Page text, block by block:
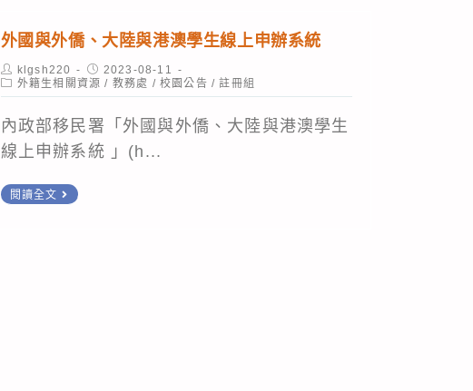
外國與外僑、大陸與港澳學生線上申辦系統
Post
author:
klgsh220
Post
published:
2023-08-11
Post
category:
外籍生相關資源 / 教務處 / 校園公告 / 註冊組
內政部移民署「外國與外僑、大陸與港澳學生
線上申辦系統 」(h...
閱讀全文
外